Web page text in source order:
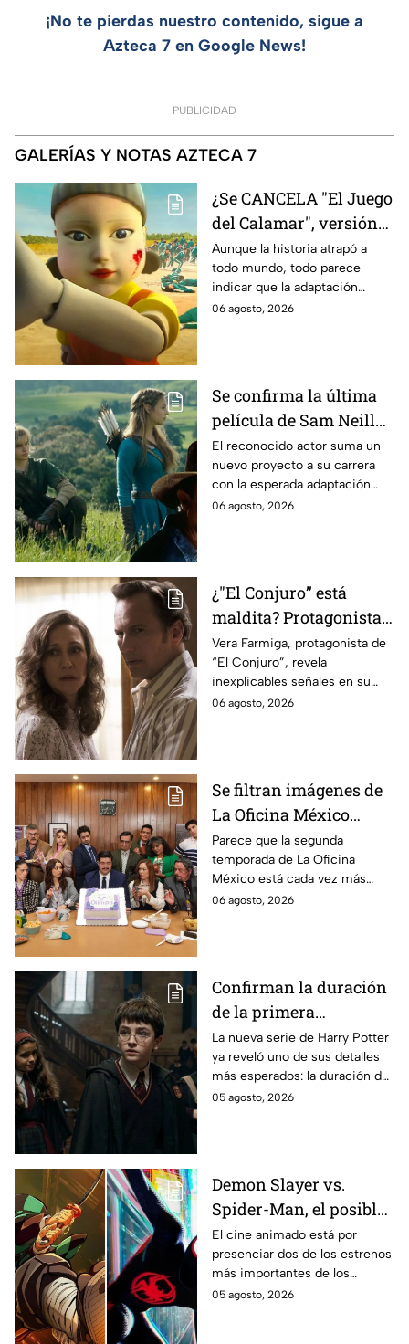
¡No te pierdas nuestro contenido, sigue a
Azteca 7 en Google News!
PUBLICIDAD
GALERÍAS Y NOTAS AZTECA 7
¿Se CANCELA "El Juego
del Calamar", versión
Estados Unidos? Esto
es lo que se sabe al
momento
Aunque la historia atrapó a
todo mundo, todo parece
indicar que la adaptación
podría ser cancelada:
06 agosto, 2026
Se confirma la última
película de Sam Neill
antes de morir: esto es
lo que se sabe hasta
ahora
El reconocido actor suma un
nuevo proyecto a su carrera
con la esperada adaptación
cinematográfica del popular
06 agosto, 2026
¿"El Conjuro” está
maldita? Protagonista
revela INQUIETANTES
señales en su cuerpo
durante la grabación de
la película
Vera Farmiga, protagonista de
“El Conjuro”, revela
inexplicables señales en su
cuerpo durante el rodaje de la
06 agosto, 2026
Se filtran imágenes de
La Oficina México
temporada 2 y un
detalle desata teorías
entre los fans
Parece que la segunda
temporada de La Oficina
México está cada vez más
cerca, pues el elenco ya se
06 agosto, 2026
Confirman la duración
de la primera
temporada de Harry
Potter y emocionará a
los fans de los libros
La nueva serie de Harry Potter
ya reveló uno de sus detalles
más esperados: la duración de
la primera temporada basada
05 agosto, 2026
Demon Slayer vs.
Spider-Man, el posible
gran enfrentamiento
en taquilla del 2027
El cine animado está por
presenciar dos de los estrenos
más importantes de los
últimos años.
05 agosto, 2026